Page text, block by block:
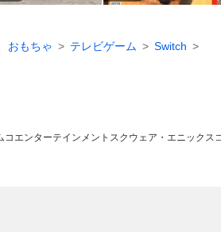
おもちゃ テレビゲーム
Switch
コエンターテインメント スクウェア・エニックス